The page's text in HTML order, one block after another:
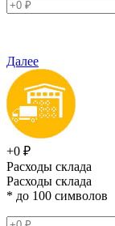
Далее
+0 ₽
Расходы склада
Расходы склада
* до 100 символов